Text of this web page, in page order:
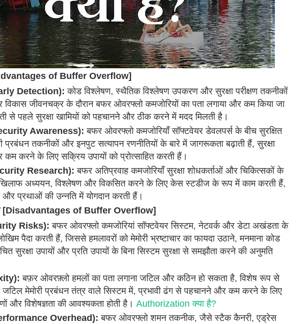
of Buffer Overflow]
Detection): कोड विश्लेषण, स्थैतिक विश्लेषण उपकरण और सुरक्षा परीक्षण तकनीकों
विकास जीवनचक्र के दौरान बफर ओवरफ्लो कमजोरियों का पता लगाया और कम किया जा
से पहले सुरक्षा खामियों को पहचानने और ठीक करने में मदद मिलती है।
Awareness): बफर ओवरफ्लो कमजोरियाँ सॉफ्टवेयर डेवलपर्स के बीच सुरक्षित
प्रबंधन तकनीकों और इनपुट सत्यापन रणनीतियों के बारे में जागरूकता बढ़ाती हैं, सुरक्षा
कम करने के लिए सक्रिय उपायों को प्रोत्साहित करती हैं।
Research): बफर अतिप्रवाह कमजोरियाँ सुरक्षा शोधकर्ताओं और चिकित्सकों के
अध्ययन, विश्लेषण और विकसित करने के लिए केस स्टडीज के रूप में काम करती हैं,
और प्रथाओं की उन्नति में योगदान करती हैं।
[Disadvantages of Buffer Overflow]
Risks): बफर ओवरफ्लो कमजोरियां सॉफ्टवेयर सिस्टम, नेटवर्क और डेटा अखंडता के
पैदा करती हैं, जिससे हमलावरों को मेमोरी भ्रष्टाचार का फायदा उठाने, मनमाना कोड
सुरक्षा उपायों और प्रति उपायों के बिना सिस्टम सुरक्षा से समझौता करने की अनुमति
बफ़र ओवरफ़्लो हमलों का पता लगाना जटिल और कठिन हो सकता है, विशेष रूप से
जटिल मेमोरी प्रबंधन तंत्र वाले सिस्टम में, प्रभावी ढंग से पहचानने और कम करने के लिए
और विशेषज्ञता की आवश्यकता होती है। Authorization क्या है?
Overhead): बफर ओवरफ्लो शमन तकनीक, जैसे स्टैक कैनरी, एड्रेस